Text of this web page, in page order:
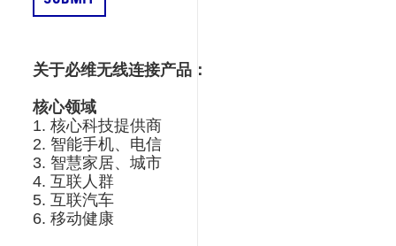
关于必维无线连接产品：
核心领域
1. 核心科技提供商
2. 智能手机、电信
3. 智慧家居、城市
4. 互联人群
5. 互联汽车
6. 移动健康